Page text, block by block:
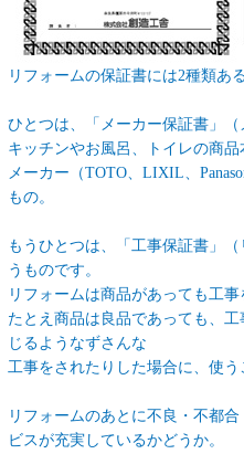
リフォームの保証書には2種類あ
ひとつは、「メーカー保証書」（
キッチンやお風呂、トイレの商品
メーカー（TOTO、LIXIL、
もの。
もうひとつは、「工事保証書」
うものです。
リフォームは商品があっても工事
たとえ商品は良品であっても、
じるようなずさんな
工事をされたりした場合に、使う
リフォームのあとに不良・不都
ビスが充実しているかどうか。